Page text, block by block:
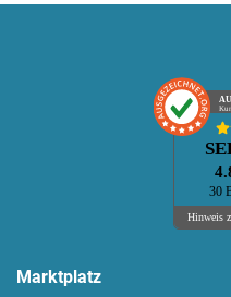
30
Hinweis
Marktplatz